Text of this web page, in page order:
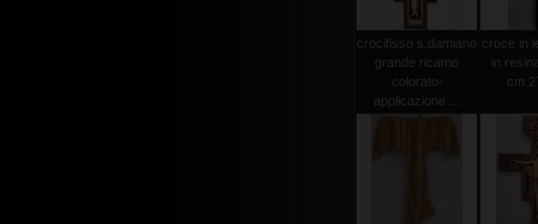
crocifisso s.damiano
grande ricamo
colorato-
applicazione ...
croce in
in